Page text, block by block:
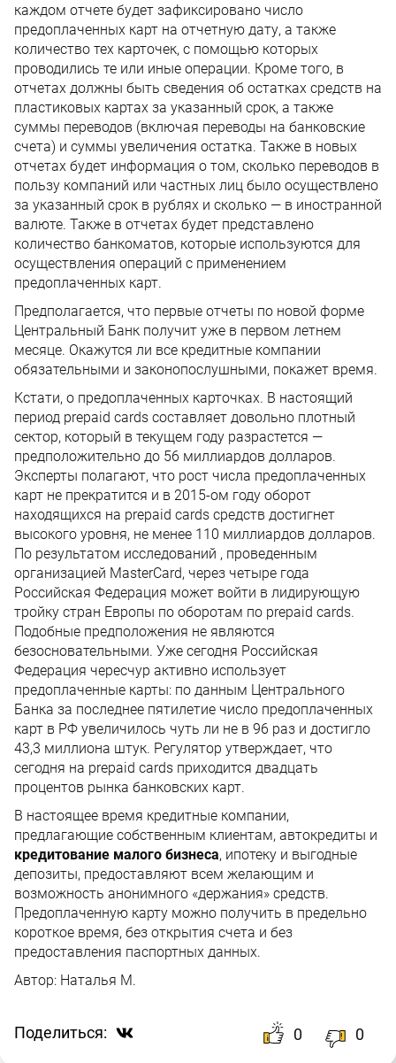
каждом отчете будет зафиксировано число
предоплаченных карт на отчетную дату, а также
количество тех карточек, с помощью которых
проводились те или иные операции. Кроме того, в
отчетах должны быть сведения об остатках средств на
пластиковых картах за указанный срок, а также
суммы переводов (включая переводы на банковские
счета) и суммы увеличения остатка. Также в новых
отчетах будет информация о том, сколько переводов в
пользу компаний или частных лиц было осуществлено
за указанный срок в рублях и сколько — в иностранной
валюте. Также в отчетах будет представлено
количество банкоматов, которые используются для
осуществления операций с применением
предоплаченных карт.
Предполагается, что первые отчеты по новой форме
Центральный Банк получит уже в первом летнем
месяце. Окажутся ли все кредитные компании
обязательными и законопослушными, покажет время.
Кстати, о предоплаченных карточках. В настоящий
период prepaid cards составляет довольно плотный
сектор, который в текущем году разрастется —
предположительно до 56 миллиардов долларов.
Эксперты полагают, что рост числа предоплаченных
карт не прекратится и в 2015-ом году оборот
находящихся на prepaid cards средств достигнет
высокого уровня, не менее 110 миллиардов долларов.
По результатом исследований , проведенным
организацией MasterCard, через четыре года
Российская Федерация может войти в лидирующую
тройку стран Европы по оборотам по prepaid cards.
Подобные предположения не являются
безосновательными. Уже сегодня Российская
Федерация чересчур активно использует
предоплаченные карты: по данным Центрального
Банка за последнее пятилетие число предоплаченных
карт в РФ увеличилось чуть ли не в 96 раз и достигло
43,3 миллиона штук. Регулятор утверждает, что
сегодня на prepaid cards приходится двадцать
процентов рынка банковских карт.
В настоящее время кредитные компании,
предлагающие собственным клиентам, автокредиты и
кредитование малого бизнеса, ипотеку и выгодные
депозиты, предоставляют всем желающим и
возможность анонимного «держания» средств.
Предоплаченную карту можно получить в предельно
короткое время, без открытия счета и без
предоставления паспортных данных.
Автор: Наталья М.
Поделиться: 0 0